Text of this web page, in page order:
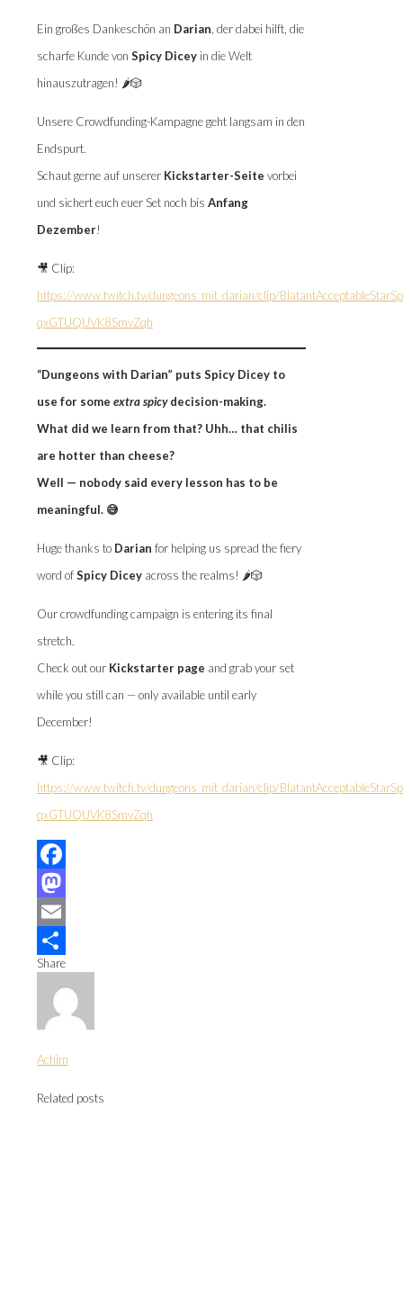
Ein großes Dankeschön an Darian , der dabei hilft, die
scharfe Kunde von Spicy Dicey in die Welt
hinauszutragen! 🌶️🎲
Unsere Crowdfunding-Kampagne geht langsam in den
Endspurt.
Schaut gerne auf unserer Kickstarter-Seite vorbei
und sichert euch euer Set noch bis Anfang
Dezember!
🎥 Clip:
https://www.twitch.tv/dungeons_mit_darian/clip/
qxGTUQUVK8SmvZqh
“Dungeons with Darian” puts Spicy Dicey to
use for some extra spicydecision-making.
What did we learn from that? Uhh… that chilis
are hotter than cheese?
Well — nobody said every lesson has to be
meaningful. 😅
Huge thanks to Darian for helping us spread the fiery
word ofSpicy Dicey across the realms! 🌶️🎲
Our crowdfunding campaign is entering its final
stretch.
Check out our Kickstarter page and grab your set
while you still can — only available until early
December!
🎥 Clip:
https://www.twitch.tv/dungeons_mit_darian/clip/
qxGTUQUVK8SmvZqh
Facebook
Mastodon
Email
Teilen
Share
Achim
Related posts